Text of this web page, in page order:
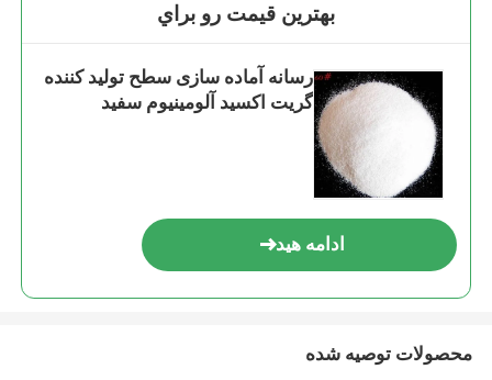
بهترين قيمت رو براي
رسانه آماده سازی سطح تولید کننده
گریت اکسید آلومینیوم سفید
ادامه هید
محصولات توصیه شده